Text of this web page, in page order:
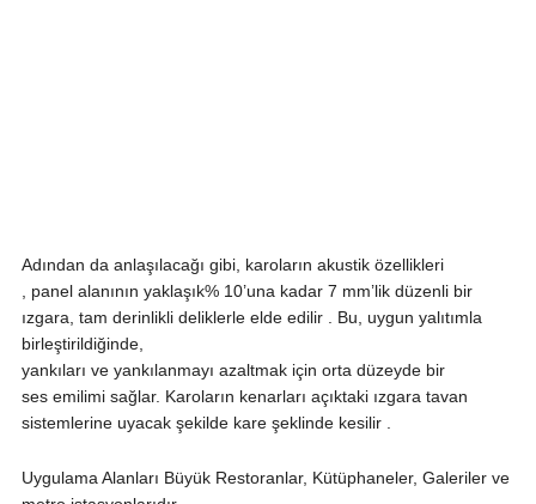
Adından da anlaşılacağı gibi, karoların akustik özellikleri
, panel alanının yaklaşık% 10’una kadar 7 mm’lik düzenli bir
ızgara, tam derinlikli deliklerle elde edilir . Bu, uygun yalıtımla
birleştirildiğinde,
yankıları ve yankılanmayı azaltmak için orta düzeyde bir
ses emilimi sağlar. Karoların kenarları açıktaki ızgara tavan
sistemlerine uyacak şekilde kare şeklinde kesilir .
Uygulama Alanları Büyük Restoranlar, Kütüphaneler, Galeriler ve